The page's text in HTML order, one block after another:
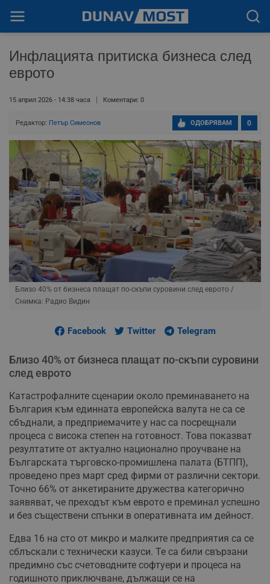
Инфлацията притиска бизнеса след
еврото
15 април 2026 - 14:38 часа Коментари: 0
Редактор: Петър Симеонов 0
ОДОБРЯВАМ
Близо 40% от бизнеса плащат по-скъпи суровини след еврото /
Снимка: Радио Видин
Facebook Twitter Telegram
Близо 40% от бизнеса плащат по-скъпи суровини
след еврото
Катастрофалните сценарии около преминаването на
България към единната европейска валута не са се
сбъднали, а предприемачите у нас са посрещнали
процеса с висока степен на готовност. Това показват
резултатите от актуално национално проучване на
Българската търговско-промишлена палата (БТПП),
проведено през март сред фирми от различни сектори.
Точно 66% от анкетираните дружества категорично
заявяват, че преходът към еврото е преминал успешно
и без съществени спънки в оперативната им дейност.
Едва 16 на сто от микро и малките предприятия са се
сблъскали с технически казуси. Те са били свързани
предимно със счетоводните софтуери и процеса на
годишното приключване, дължащи се на